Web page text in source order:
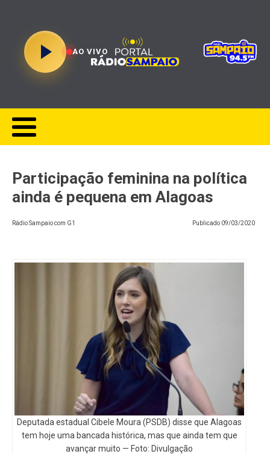
AO VIVO
Participação feminina na política
ainda é pequena em Alagoas
Rádio Sampaio com G1 Publicado 09/03/2020
Deputada estadual Cibele Moura (PSDB) disse que Alagoas
tem hoje uma bancada histórica, mas que ainda tem que
avançar muito — Foto: Divulgação